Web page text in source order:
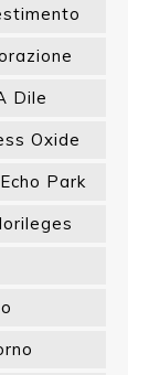
Dile
Oxide
Echo Park